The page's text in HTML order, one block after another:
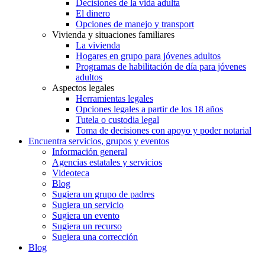
Decisiones de la vida adulta
El dinero
Opciones de manejo y transport
Vivienda y situaciones familiares
La vivienda
Hogares en grupo para jóvenes adultos
Programas de habilitación de día para jóvenes
adultos
Aspectos legales
Herramientas legales
Opciones legales a partir de los 18 años
Tutela o custodia legal
Toma de decisiones con apoyo y poder notarial
Encuentra servicios, grupos y eventos
Información general
Agencias estatales y servicios
Videoteca
Blog
Sugiera un grupo de padres
Sugiera un servicio
Sugiera un evento
Sugiera un recurso
Sugiera una corrección
Blog